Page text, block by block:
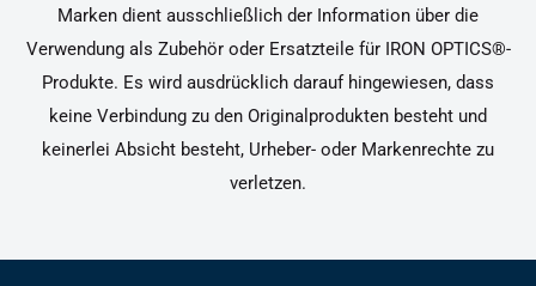
Marken dient ausschließlich der Information über die
Verwendung als Zubehör oder Ersatzteile für IRON OPTICS®-
Produkte. Es wird ausdrücklich darauf hingewiesen, dass
keine Verbindung zu den Originalprodukten besteht und
keinerlei Absicht besteht, Urheber- oder Markenrechte zu
verletzen.